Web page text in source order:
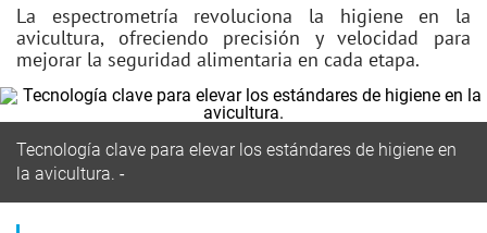
La espectrometría revoluciona la higiene en la
avicultura, ofreciendo precisión y velocidad para
mejorar la seguridad alimentaria en cada etapa.
Tecnología clave para elevar los estándares de higiene en
la avicultura.